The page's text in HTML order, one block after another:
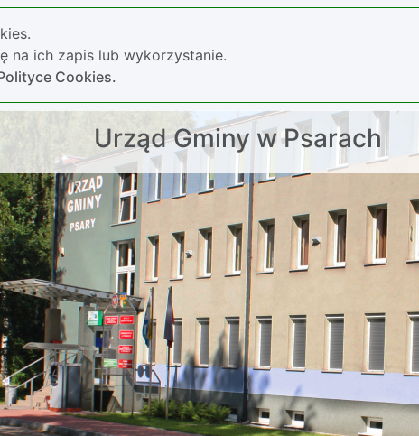
na ich zapis lub wykorzystanie.
Cookies.
Urząd Gminy w Psarach